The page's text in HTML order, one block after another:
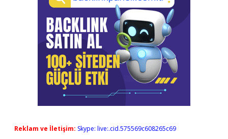
Reklam ve İletişim: Skype: live:.cid.575569c608265c69